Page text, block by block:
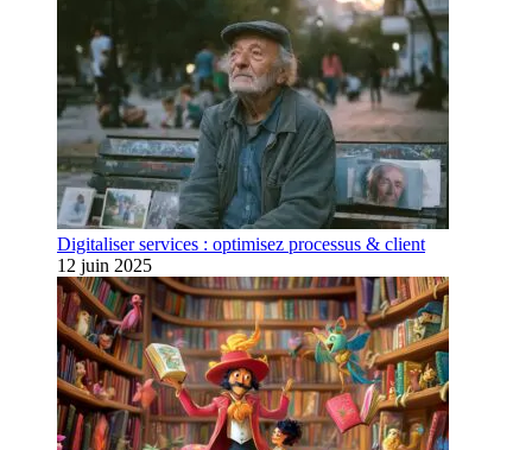
Digitaliser services : optimisez processus & client
12 juin 2025